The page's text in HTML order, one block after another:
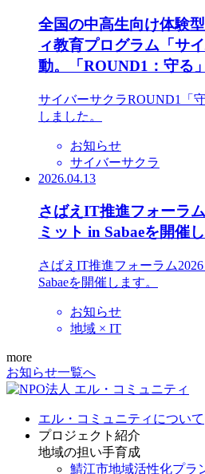
全国の中高生向け体験
ィ教育プログラム「サ
動。「ROUND1：守る
サイバーサクラROUND1「
しました。
お知らせ
サイバーサクラ
2026.04.13
さばえIT推進フォーラ
ミット in Sabaeを開催し
さばえIT推進フォーラム
Sabaeを開催します。
お知らせ
地域 × IT
more
お知らせ一覧へ
エル・コミュニティについて
プロジェクト紹介
地域の担い手育成
鯖江市地域活性化プラ